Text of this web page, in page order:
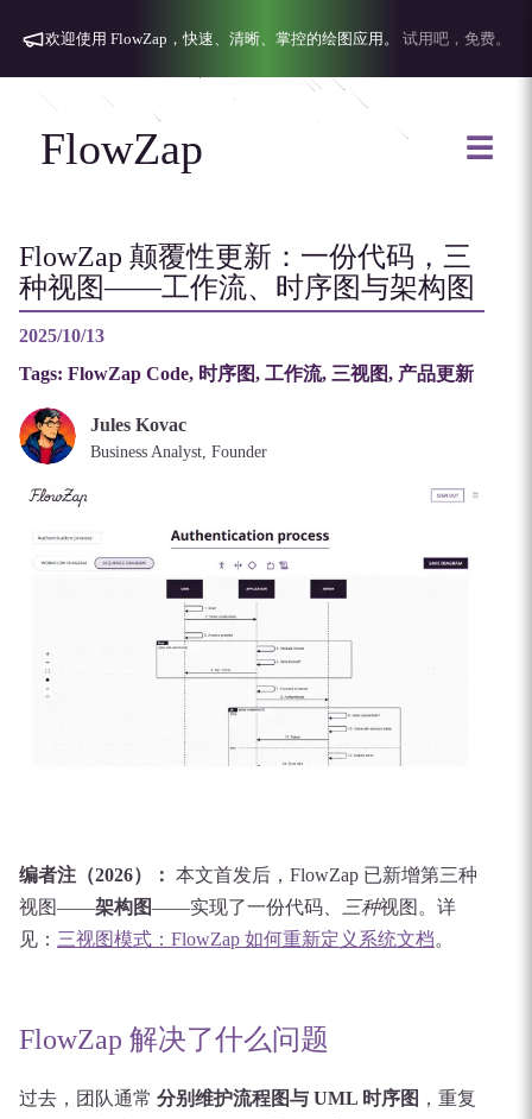
欢迎使用 FlowZap，快速、清晰、掌控的绘图应用。 试用吧，免费。
FlowZap ☰
FlowZap 颠覆性更新：一份代码，三
种视图——工作流、时序图与架构图
2025/10/13
Tags: FlowZap Code, 时序图, 工作流, 三视图, 产品更新
Jules Kovac
Business Analyst, Founder
编者注（2026）： 本文首发后，FlowZap 已新增第三种
视图——架构图——实现了一份代码、 三种视图。详
见： 三视图模式：FlowZap 如何重新定义系统文档。
FlowZap 解决了什么问题
过去，团队通常 分别维护流程图与 UML 时序图 ，重复